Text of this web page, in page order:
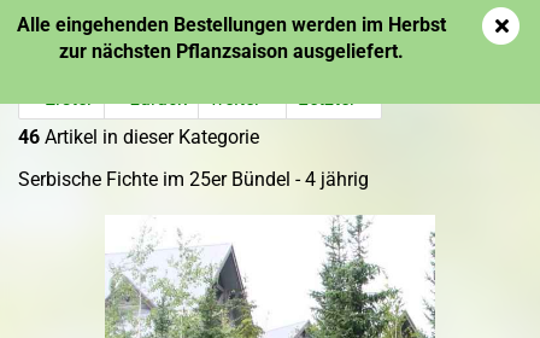
Alle eingehenden Bestellungen werden im Herbst
zur nächsten Pflanzsaison ausgeliefert.
« Erster « zurück weiter »
Letzter »
46 Artikel in dieser Kategorie
Serbische Fichte im 25er Bündel - 4 jährig